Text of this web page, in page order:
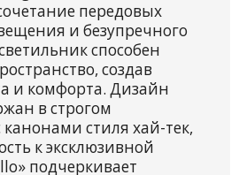
передовых
и безупречного
способен
создав
и комфорта. Дизайн
в строгом
канонами стиля хай-тек,
к эксклюзивной
подчеркивает